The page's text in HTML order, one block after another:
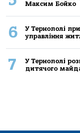
Максим Бойко
6
У Тернополі
управління
7
У Тернополі
дитячого